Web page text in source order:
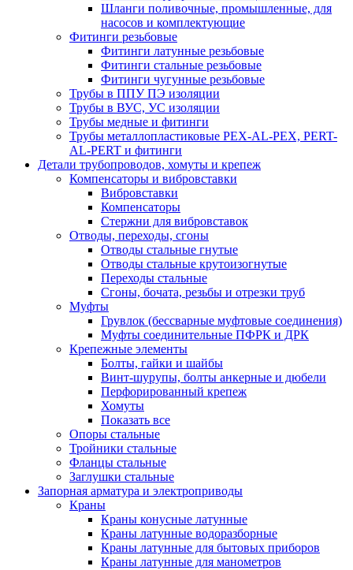
Шланги поливочные, промышленные, для
насосов и комплектующие
Фитинги резьбовые
Фитинги латунные резьбовые
Фитинги стальные резьбовые
Фитинги чугунные резьбовые
Трубы в ППУ ПЭ изоляции
Трубы в ВУС, УС изоляции
Трубы медные и фитинги
Трубы металлопластиковые PEX-AL-PEX, PERT-
AL-PERT и фитинги
Детали трубопроводов, хомуты и крепеж
Компенсаторы и вибровставки
Вибровставки
Компенсаторы
Стержни для вибровставок
Отводы, переходы, сгоны
Отводы стальные гнутые
Отводы стальные крутоизогнутые
Переходы стальные
Сгоны, бочата, резьбы и отрезки труб
Муфты
Грувлок (бессварные муфтовые соединения)
Муфты соединительные ПФРК и ДРК
Крепежные элементы
Болты, гайки и шайбы
Винт-шурупы, болты анкерные и дюбели
Перфорированный крепеж
Хомуты
Показать все
Опоры стальные
Тройники стальные
Фланцы стальные
Заглушки стальные
Запорная арматура и электроприводы
Краны
Краны конусные латунные
Краны латунные водоразборные
Краны латунные для бытовых приборов
Краны латунные для манометров